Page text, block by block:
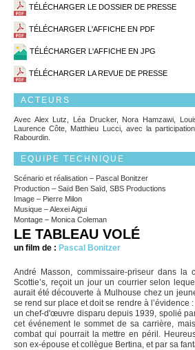
TÉLÉCHARGER LE DOSSIER DE PRESSE
TÉLÉCHARGER L'AFFICHE EN PDF
TÉLÉCHARGER L'AFFICHE EN JPG
TÉLÉCHARGER LA REVUE DE PRESSE
ACTEURS
Avec Alex Lutz, Léa Drucker, Nora Hamzawi,
Laurence Côte, Matthieu Lucci, avec la
Rabourdin.
EQUIPE TECHNIQUE
Scénario et réalisation – Pascal Bonitzer
Production – Saïd Ben Saïd, SBS Productions
Image – Pierre Milon
Musique – Alexei Aigui
Montage – Monica Coleman
LE TABLEAU VOLÉ
un film de : Pascal Bonitzer
André Masson, commissaire-priseur dans la
Scottie’s, reçoit un jour un courrier selon
aurait été découverte à Mulhouse chez un
se rend sur place et doit se rendre à l’évidence
un chef-d'œuvre disparu depuis 1939, spolié
cet événement le sommet de sa carrière,
combat qui pourrait la mettre en péril.
son ex-épouse et collègue Bertina, et par sa